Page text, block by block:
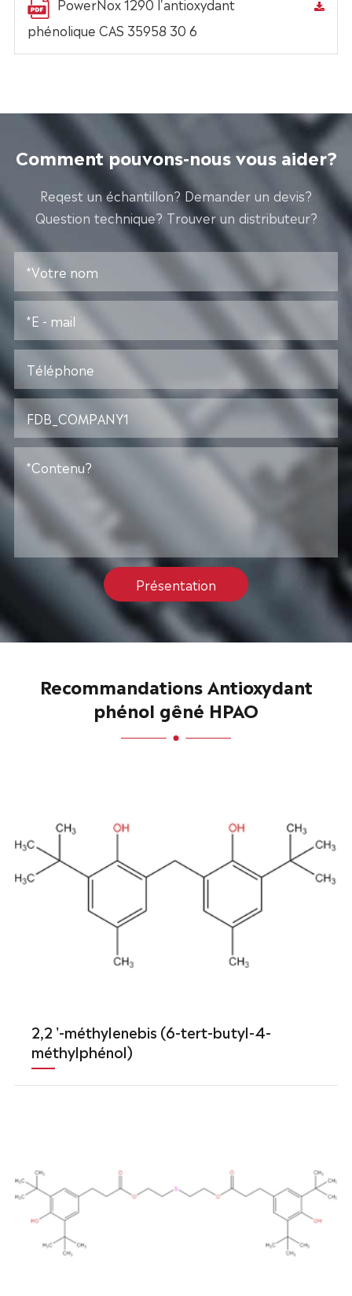
PowerNox 1290 l'antioxydant
phénolique CAS 35958 30 6
Comment pouvons-nous vous aider?
Reqest un échantillon? Demander un devis?
Question technique? Trouver un distributeur?
Présentation
Recommandations Antioxydant
phénol gêné HPAO
2,2 '-méthylenebis (6-tert-butyl-4-
méthylphénol)